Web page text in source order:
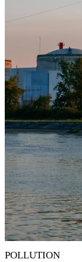
POLLUTION